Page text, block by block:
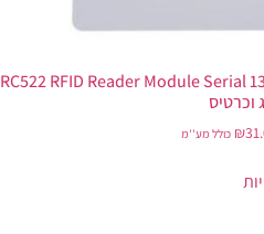
RC522 RFID Reader Module Serial
₪ כולל מע''מ